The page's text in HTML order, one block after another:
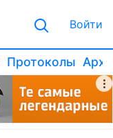
Войти
Протоколы